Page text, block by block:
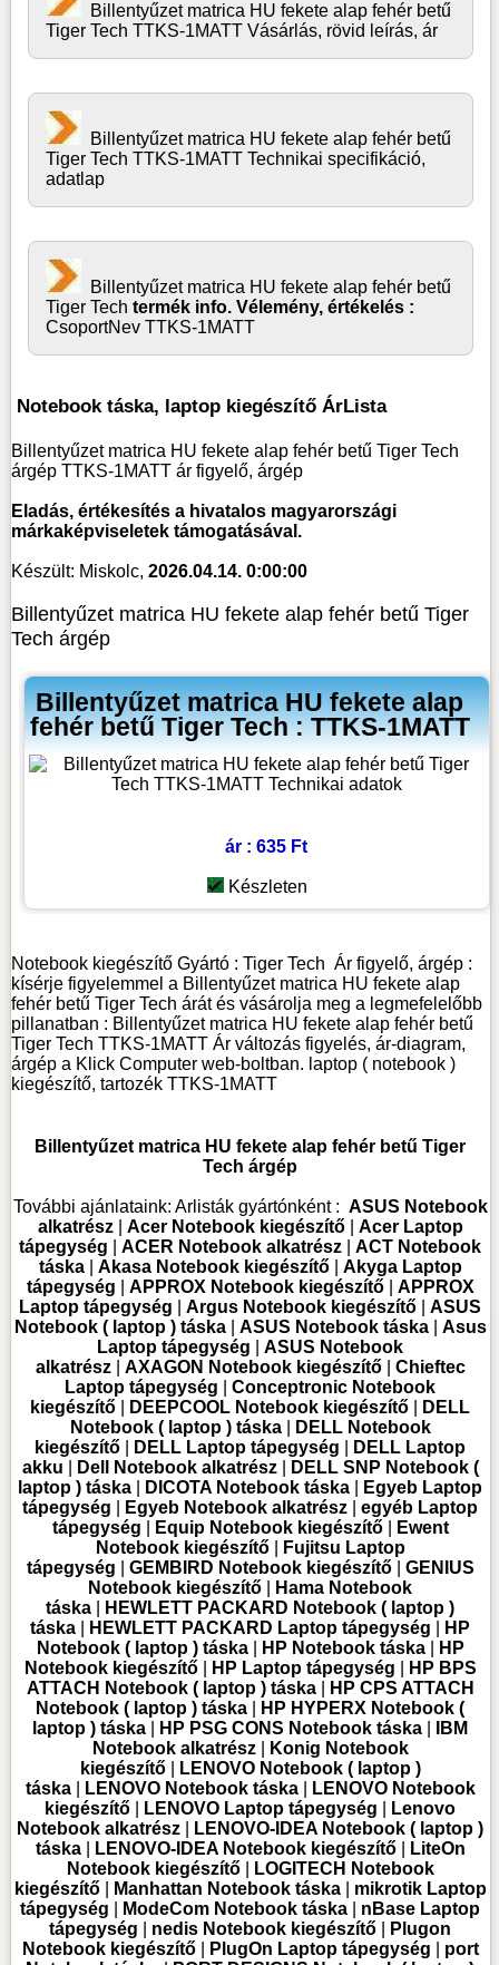
Billentyűzet matrica HU fekete alap fehér betű
Tiger Tech TTKS-1MATT Vásárlás, rövid leírás, ár
Billentyűzet matrica HU fekete alap fehér betű
Tiger Tech TTKS-1MATT Technikai specifikáció,
adatlap
Billentyűzet matrica HU fekete alap fehér betű
Tiger Tech termék info. Vélemény, értékelés :
CsoportNev TTKS-1MATT
Notebook táska, laptop kiegészítő ÁrLista
Billentyűzet matrica HU fekete alap fehér betű Tiger Tech
árgép TTKS-1MATT ár figyelő, árgép
Eladás, értékesítés a hivatalos magyarországi
márkaképviseletek támogatásával.
Készült: Miskolc, 2026.04.14. 0:00:00
Billentyűzet matrica HU fekete alap fehér betű Tiger
Tech árgép
Billentyűzet matrica HU fekete alap
fehér betű Tiger Tech : TTKS-1MATT
ár : 635 Ft
Készleten
Notebook kiegészítőGyártó : Tiger Tech Ár figyelő, árgép :
kísérje figyelemmel a Billentyűzet matrica HU fekete alap
fehér betű Tiger Tech árát és vásárolja meg a legmefelelőbb
pillanatban : Billentyűzet matrica HU fekete alap fehér betű
Tiger Tech TTKS-1MATT Ár változás figyelés, ár-diagram,
árgép a Klick Computer web-boltban. laptop ( notebook )
kiegészítő, tartozék TTKS-1MATT
Billentyűzet matrica HU fekete alap fehér betű Tiger
Tech árgép
További ajánlataink: Arlisták gyártónként : ASUS Notebook
alkatrész| Acer Notebook kiegészítő| Acer Laptop
tápegység |ACER Notebook alkatrész |ACT Notebook
táska| Akasa Notebook kiegészítő| Akyga Laptop
tápegység
APPROX Notebook kiegészítő| APPROX
Laptop tápegység |Argus Notebook kiegészítő |ASUS
Notebook ( laptop ) táska| ASUS Notebook táska| Asus
Laptop tápegység |ASUS Notebook
alkatrész| AXAGON Notebook kiegészítő| Chieftec
Laptop tápegység |Conceptronic Notebook
kiegészítő
DEEPCOOL Notebook kiegészítő
DELL
Notebook ( laptop ) táska|
DELL Notebook
kiegészítő
DELL Laptop tápegység
DELL Laptop
akku
Dell Notebook alkatrész|
DELL SNP Notebook (
laptop ) táska
DICOTA Notebook táska
Egyeb Laptop
tápegység
Egyeb Notebook alkatrész |egyéb Laptop
tápegység
Equip Notebook kiegészítő|
Ewent
Notebook kiegészítő|
Fujitsu Laptop
tápegység
GEMBIRD Notebook kiegészítő| GENIUS
Notebook kiegészítő
Hama Notebook
táska
HEWLETT PACKARD Notebook ( laptop )
táska
HEWLETT PACKARD Laptop tápegység
HP
Notebook ( laptop ) táska| HP Notebook táska|
HP
Notebook kiegészítő| HP Laptop tápegység
HP BPS
ATTACH Notebook ( laptop ) táska|
HP CPS ATTACH
Notebook ( laptop ) táska
HP HYPERX Notebook (
laptop ) táska
HP PSG CONS Notebook táska
IBM
Notebook alkatrész|
Konig Notebook
kiegészítő|
LENOVO Notebook ( laptop )
táska| LENOVO Notebook táska|
LENOVO Notebook
kiegészítő
LENOVO Laptop tápegység
Lenovo
Notebook alkatrész
LENOVO-IDEA Notebook ( laptop )
táska| LENOVO-IDEA Notebook kiegészítő|
LiteOn
Notebook kiegészítő|
LOGITECH Notebook
kiegészítő| Manhattan Notebook táska| mikrotik Laptop
tápegység
ModeCom Notebook táska
nBase Laptop
tápegység
nedis Notebook kiegészítő
Plugon
Notebook kiegészítő| PlugOn Laptop tápegység
port